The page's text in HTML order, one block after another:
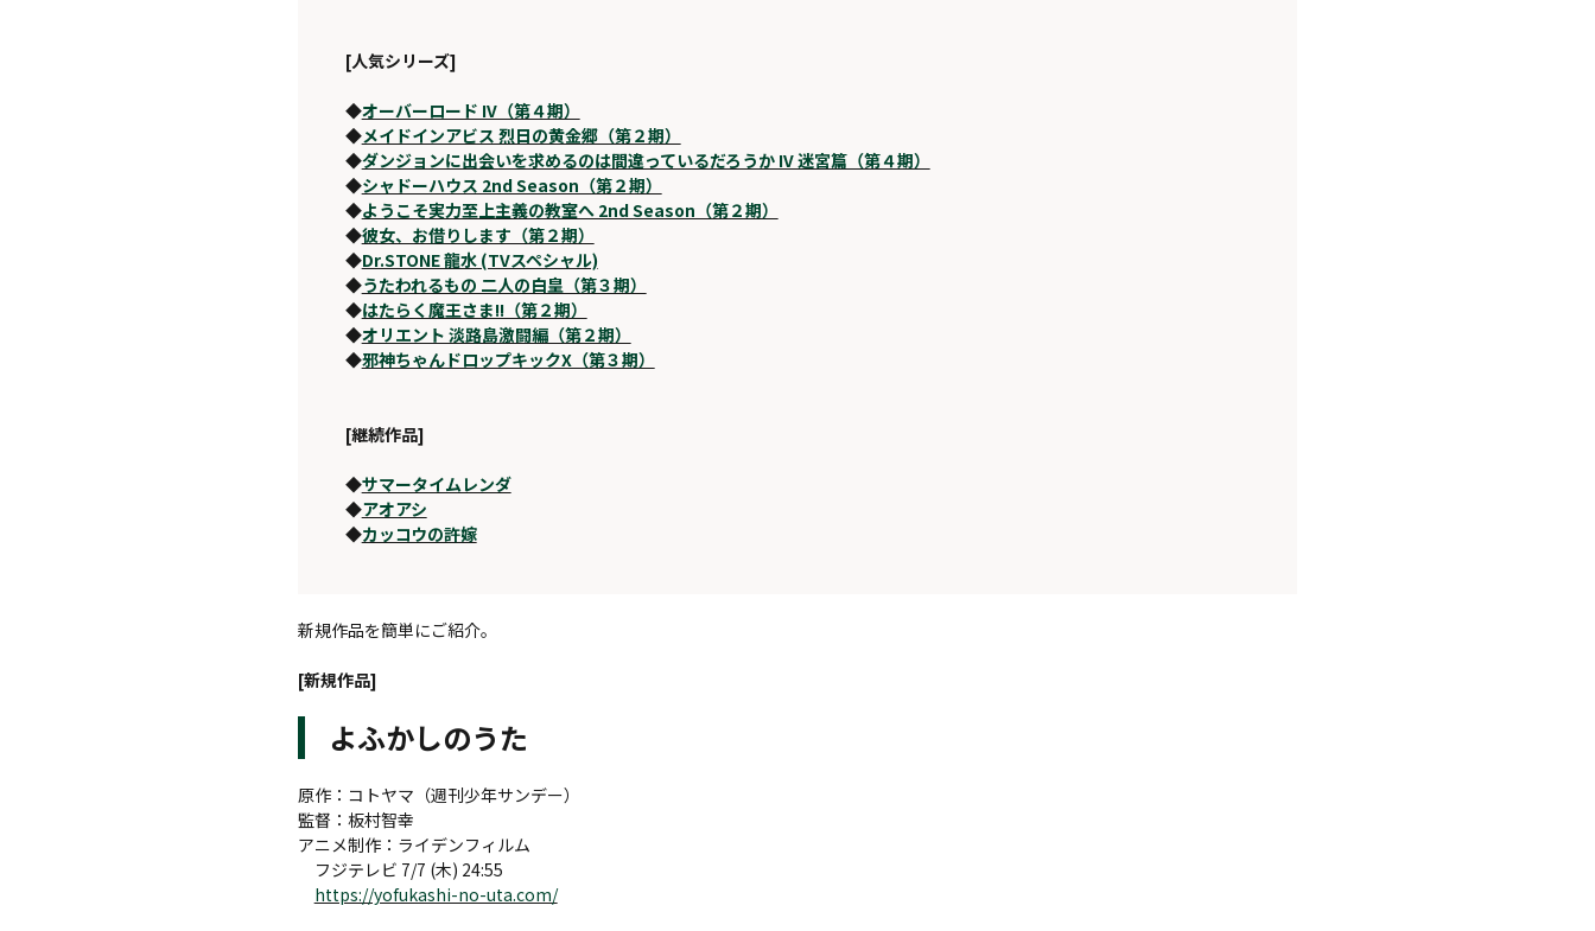
[人気シリーズ]
◆オーバーロード IV（第４期）
◆メイドインアビス 烈日の黄金郷（第２期）
◆ダンジョンに出会いを求めるのは間違っているだろうか IV 迷宮篇（第４期）
◆シャドーハウス 2nd Season（第２期）
◆ようこそ実力至上主義の教室へ 2nd Season（第２期）
◆彼女、お借りします（第２期）
◆Dr.STONE 龍水 (TVスペシャル)
◆うたわれるもの 二人の白皇（第３期）
◆はたらく魔王さま!!（第２期）
◆オリエント 淡路島激闘編（第２期）
◆邪神ちゃんドロップキックX（第３期）
[継続作品]
◆サマータイムレンダ
◆アオアシ
◆カッコウの許嫁
新規作品を簡単にご紹介。
[新規作品]
よふかしのうた
原作：コトヤマ（週刊少年サンデー）
監督：板村智幸
アニメ制作：ライデンフィルム
フジテレビ 7/7 (木) 24:55
https://yofukashi-no-uta.com/